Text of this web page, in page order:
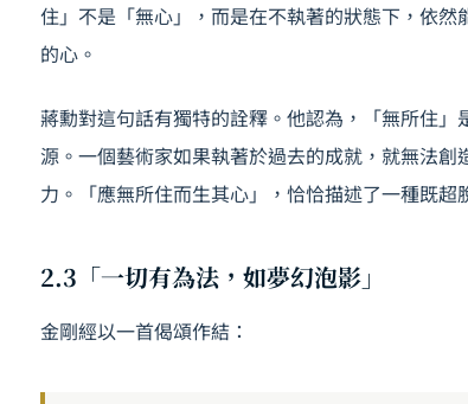
住」不是「無心」，而是在不執著的狀態下，依
的心。
蔣勳對這句話有獨特的詮釋。他認為，「無所住
源。一個藝術家如果執著於過去的成就，就無法
力。「應無所住而生其心」，恰恰描述了一種既超
2.3「一切有為法，如夢幻泡影」
金剛經以一首偈頌作結：